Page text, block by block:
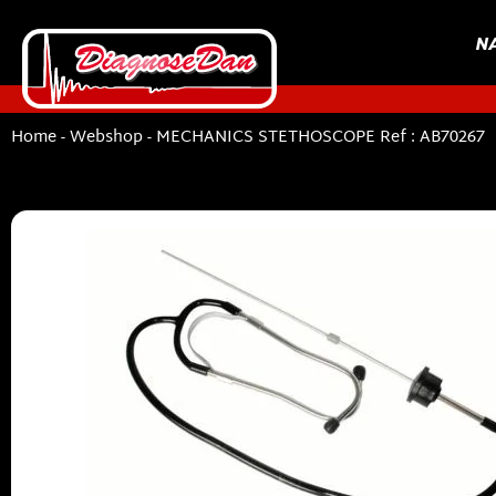
Home-Webshop-MECHANICS STETHOSCOPE Ref : AB70267